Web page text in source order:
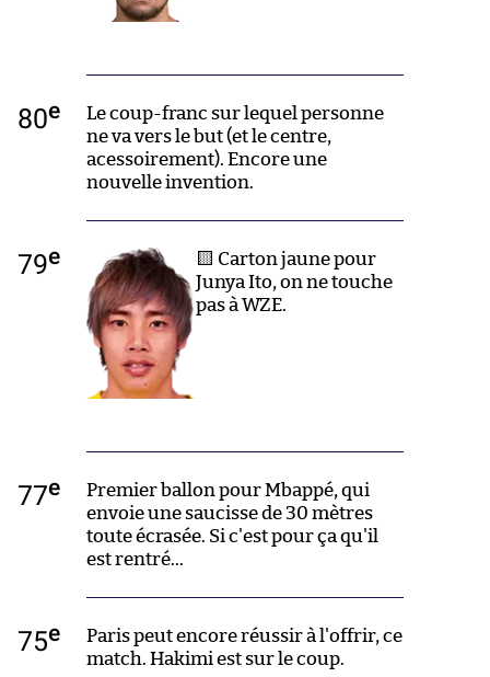
80e
Le coup-franc sur lequel personne
ne va vers le but (et le centre,
acessoirement). Encore une
nouvelle invention.
79e
🟨 Carton jaune pour
Junya Ito, on ne touche
pas à WZE.
77e
Premier ballon pour Mbappé, qui
envoie une saucisse de 30 mètres
toute écrasée. Si c'est pour ça qu'il
est rentré...
75e
Paris peut encore réussir à l'offrir, ce
match. Hakimi est sur le coup.